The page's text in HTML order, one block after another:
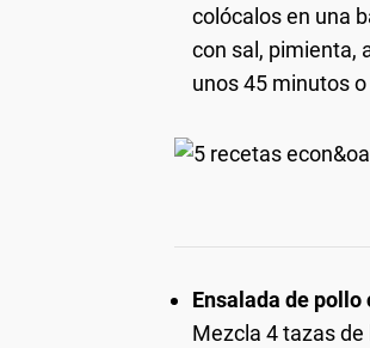
colócalos en una
con sal, pimienta,
unos 45 minutos
Ensalada de pollo
Mezcla 4 tazas